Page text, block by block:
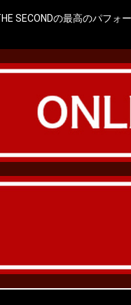
SECONDの最高のパフ